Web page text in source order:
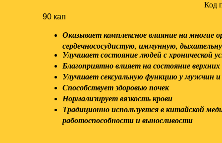
Код
90 кап
Оказывает комплексное влияние на многие
сердечнососудистую, иммунную,
Улучшает состояние людей с хронической
Благоприятно влияет на состояние
Улучшает сексуальную функцию у мужчин
Способствует здоровью почек
Нормализирует вязкость крови
Традиционно используется в китайской
работоспособности и выносливости